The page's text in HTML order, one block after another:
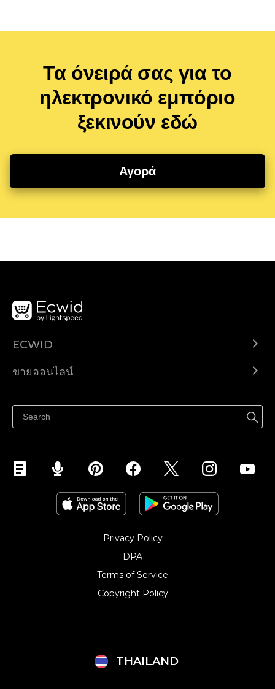
Τα όνειρά σας για το
ηλεκτρονικό εμπόριο
ξεκινούν εδώ
Αγορά
ECWID
ราคา
ขายออนไลน์
ขายบนเฟสบุ๊ค
Privacy Policy
DPA
Terms of Service
Copyright Policy‎
THAILAND